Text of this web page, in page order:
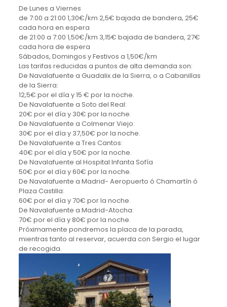
De Lunes a Viernes
de 7:00 a 21:00 1,30€/km 2,5€ bajada de bandera, 25€
cada hora en espera
de 21:00 a 7:00 1,50€/km 3,15€ bajada de bandera, 27€
cada hora de espera
Sábados, Domingos y Festivos a 1,50€/km
Las tarifas reducidas a puntos de alta demanda son:
De Navalafuente a Guadalix de la Sierra, o a Cabanillas
de la Sierra:
12,5€ por el día y 15 € por la noche.
De Navalafuente a Soto del Real:
20€ por el día y 30€ por la noche.
De Navalafuente a Colmenar Viejo:
30€ por el día y 37,50€ por la noche.
De Navalafuente a Tres Cantos:
40€ por el día y 50€ por la noche.
De Navalafuente al Hospital Infanta Sofía
50€ por el día y 60€ por la noche.
De Navalafuente a Madrid- Aeropuerto ó Chamartín ó
Plaza Castilla:
60€ por el día y 70€ por la noche.
De Navalafuente a Madrid-Atocha:
70€ por el día y 80€ por la noche.
Próximamente pondremos la placa de la parada,
mientras tanto al reservar, acuerda con Sergio el lugar
de recogida.